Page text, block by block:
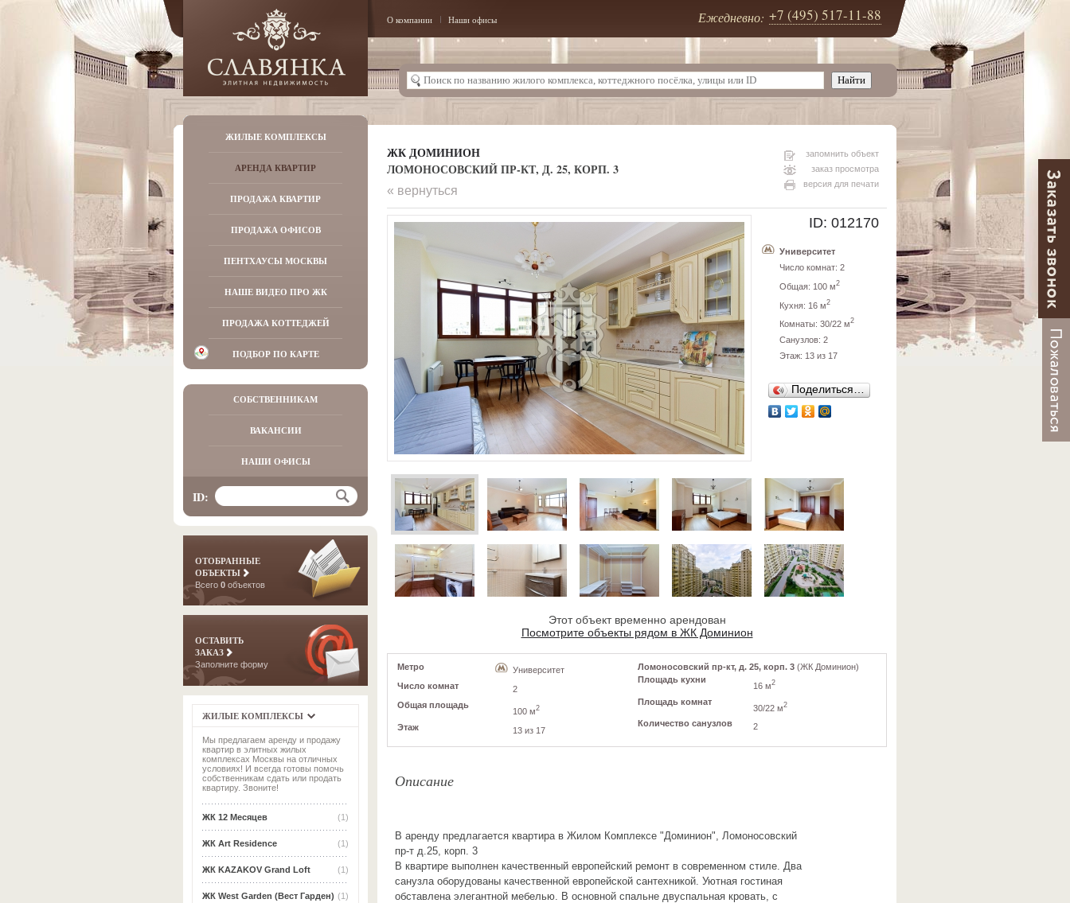
О компании Наши офисы Ежедневно: +7 (495) 517-11-88
ЖИЛЫЕ КОМПЛЕКСЫ
АРЕНДА КВАРТИР
ПРОДАЖА КВАРТИР
ПРОДАЖА ОФИСОВ
ПЕНТХАУСЫ МОСКВЫ
НАШЕ ВИДЕО ПРО ЖК
ПРОДАЖА КОТТЕДЖЕЙ
ПОДБОР ПО КАРТЕ
СОБСТВЕННИКАМ
ВАКАНСИИ
НАШИ ОФИСЫ
ID:
ОТОБРАННЫЕ
ОБЪЕКТЫ
Всего 0 объектов
ОСТАВИТЬ
ЗАКАЗ
Заполните форму
ЖИЛЫЕ КОМПЛЕКСЫ
Мы предлагаем аренду и продажу
квартир в элитных жилых
комплексах Москвы на отличных
условиях! И всегда готовы помочь
собственникам сдать или продать
квартиру. Звоните!
(1)
ЖК 12 Месяцев
(1)
ЖК Art Residence
(1)
ЖК KAZAKOV Grand Loft
(1)
ЖК West Garden (Вест Гарден)
ЖК ДОМИНИОН
ЛОМОНОСОВСКИЙ ПР-КТ, Д. 25, КОРП. 3
запомнить объект
заказ просмотра
версия для печати
« вернуться
ID: 012170
Университет
Число комнат: 2
Общая: 100 м2
Кухня: 16 м2
Комнаты: 30/22 м2
Санузлов: 2
Этаж: 13 из 17
Поделиться…
Этот объект временно арендован
Посмотрите объекты рядом в ЖК Доминион
Метро
Университет
Число комнат
2
Общая площадь
100 м2
Этаж 13 из 17
Ломоносовский пр-кт, д. 25, корп. 3 (ЖК Доминион)
Площадь кухни
16 м2
Площадь комнат
30/22 м2
Количество санузлов 2
Описание
В аренду предлагается квартира в Жилом Комплексе "Доминион", Ломоносовский
пр-т д.25, корп. 3
В квартире выполнен качественный европейский ремонт в современном стиле. Два
санузла оборудованы качественной европейской сантехникой. Уютная гостиная
обставлена элегантной мебелью. В основной спальне двуспальная кровать, с